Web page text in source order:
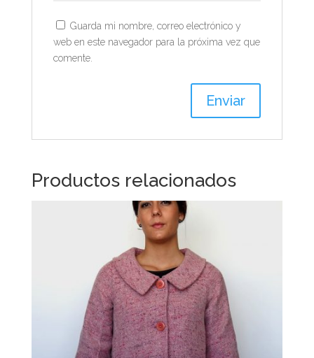
Guarda mi nombre, correo electrónico y
web en este navegador para la próxima vez que
comente.
Productos relacionados